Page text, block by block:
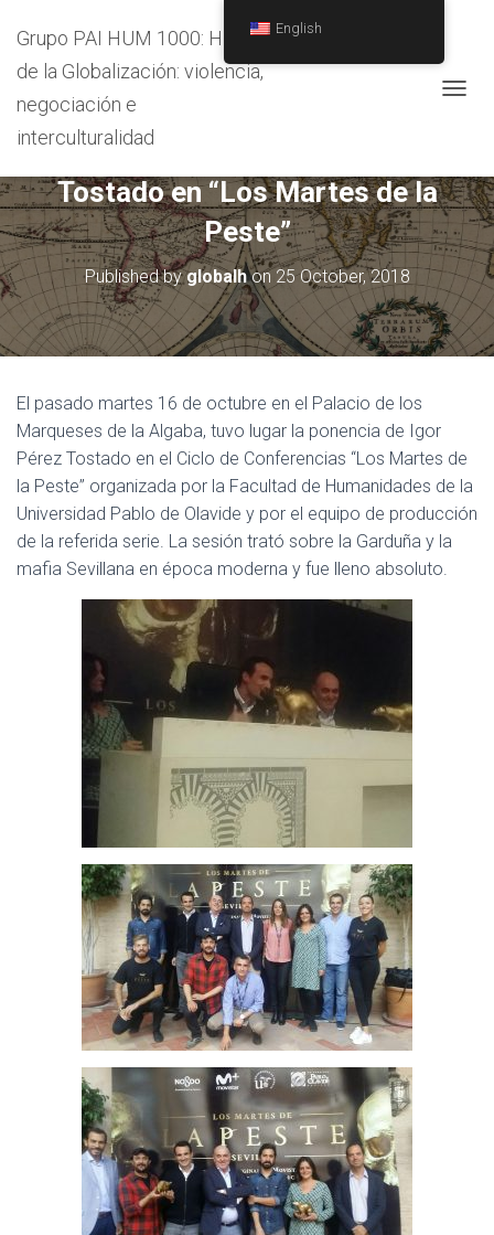
Grupo PAI HUM 1000: Historia
de la Globalización: violencia,
negociación e
interculturalidad
L
E
N
A
V
G
A
T
16/10/2018 Ponencia de Igor Pérez
Tostado en “Los Martes de la
Peste”
Published byglobalhon 25 October, 2018
El pasado martes 16 de octubre en el Palacio de los
Marqueses de la Algaba, tuvo lugar la ponencia de Igor
Pérez Tostado en el Ciclo de Conferencias “Los Martes de
la Peste” organizada por la Facultad de Humanidades de la
Universidad Pablo de Olavide y por el equipo de producción
de la referida serie. La sesión trató sobre la Garduña y la
mafia Sevillana en época moderna y fue lleno absoluto.
English